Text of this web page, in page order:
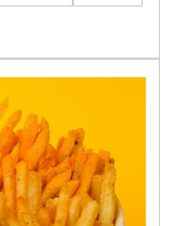
萬元股票禮品
優惠。